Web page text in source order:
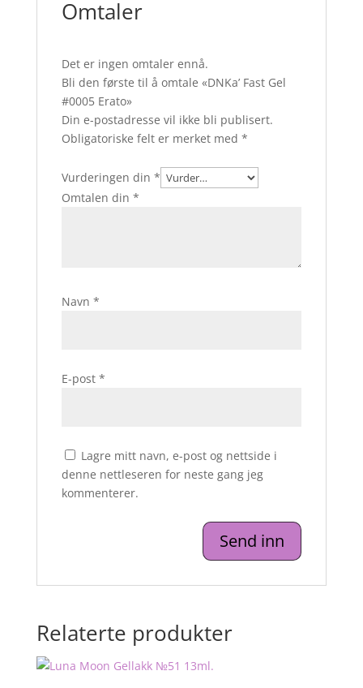
Omtaler
Det er ingen omtaler ennå.
Bli den første til å omtale «DNKa’ Fast Gel
#0005 Erato»
Din e-postadresse vil ikke bli publisert.
Obligatoriske felt er merket med *
Vurderingen din *
Omtalen din *
Navn *
E-post *
Lagre mitt navn, e-post og nettside i
denne nettleseren for neste gang jeg
kommenterer.
Relaterte produkter